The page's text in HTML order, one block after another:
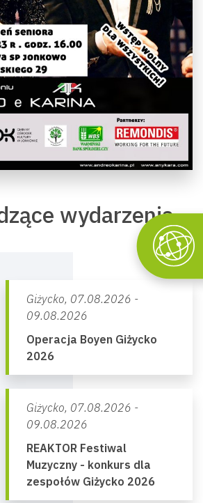
wydarzenia
Giżycko, 07.08.2026 -
09.08.2026
Operacja Boyen Giżycko
2026
Giżycko, 07.08.2026 -
09.08.2026
REAKTOR Festiwal
Muzyczny - konkurs dla
zespołów Giżycko 2026